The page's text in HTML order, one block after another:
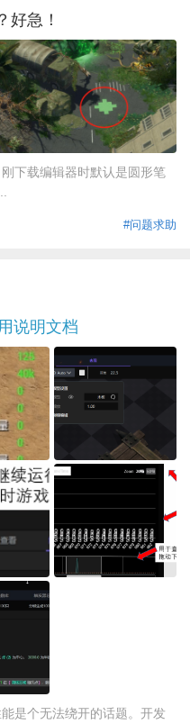
好急！
下载编辑器时默认是圆形笔
#问题求助
说明文档
是个无法绕开的话题。开发